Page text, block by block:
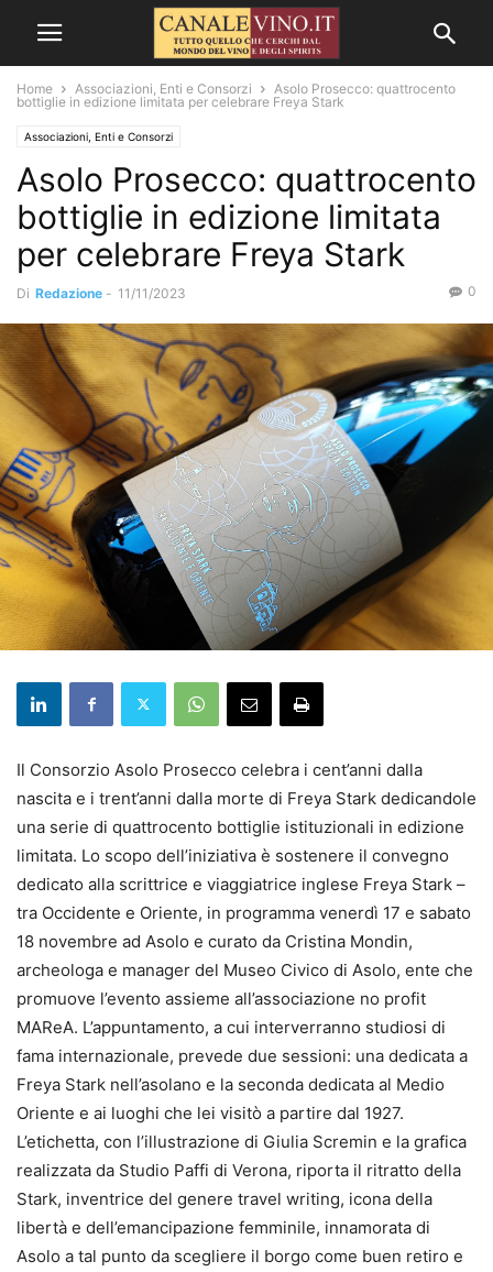
Home Associazioni, Enti e Consorzi
Asolo Prosecco: quattrocento
bottiglie in edizione limitata per celebrare Freya Stark
Associazioni, Enti e Consorzi
Asolo Prosecco: quattrocento
bottiglie in edizione limitata
per celebrare Freya Stark
Di Redazione - 11/11/2023 0
Il Consorzio Asolo Prosecco celebra i cent’anni dalla
nascita e i trent’anni dalla morte di Freya Stark dedicandole
una serie di quattrocento bottiglie istituzionali in edizione
limitata. Lo scopo dell’iniziativa è sostenere il convegno
dedicato alla scrittrice e viaggiatrice inglese Freya Stark –
tra Occidente e Oriente, in programma venerdì 17 e sabato
18 novembre ad Asolo e curato da Cristina Mondin,
archeologa e manager del Museo Civico di Asolo, ente che
promuove l’evento assieme all’associazione no profit
MAReA. L’appuntamento, a cui interverranno studiosi di
fama internazionale, prevede due sessioni: una dedicata a
Freya Stark nell’asolano e la seconda dedicata al Medio
Oriente e ai luoghi che lei visitò a partire dal 1927.
L’etichetta, con l’illustrazione di Giulia Scremin e la grafica
realizzata da Studio Paffi di Verona, riporta il ritratto della
Stark, inventrice del genere travel writing, icona della
libertà e dell’emancipazione femminile, innamorata di
Asolo a tal punto da scegliere il borgo come buen retiro e